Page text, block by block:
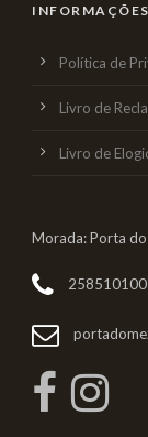
Política de
Livro de
Livro de
Morada: Porta
258510100